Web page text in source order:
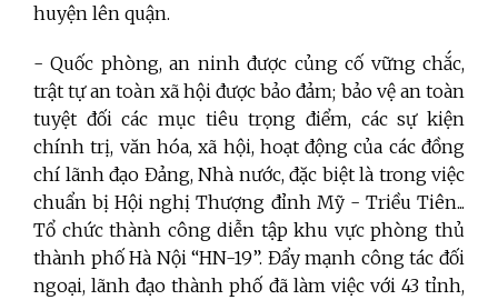
huyện lên quận.
- Quốc phòng, an ninh được củng cố vững chắc,
trật tự an toàn xã hội được bảo đảm; bảo vệ an toàn
tuyệt đối các mục tiêu trọng điểm, các sự kiện
chính trị, văn hóa, xã hội, hoạt động của các đồng
chí lãnh đạo Đảng, Nhà nước, đặc biệt là trong việc
chuẩn bị Hội nghị Thượng đỉnh Mỹ - Triều Tiên...
Tổ chức thành công diễn tập khu vực phòng thủ
thành phố Hà Nội “HN-19”. Đẩy mạnh công tác đối
ngoại, lãnh đạo thành phố đã làm việc với 43 tỉnh,